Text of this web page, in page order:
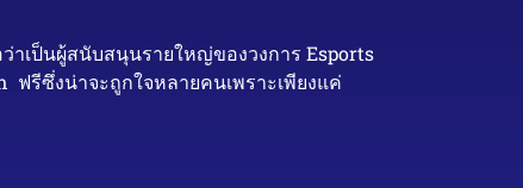
าเป็นผู้สนับสนุนรายใหญ่ของวงการ Esports
ฟรีซึ่งน่าจะถูกใจหลายคนเพราะเพียงแค่